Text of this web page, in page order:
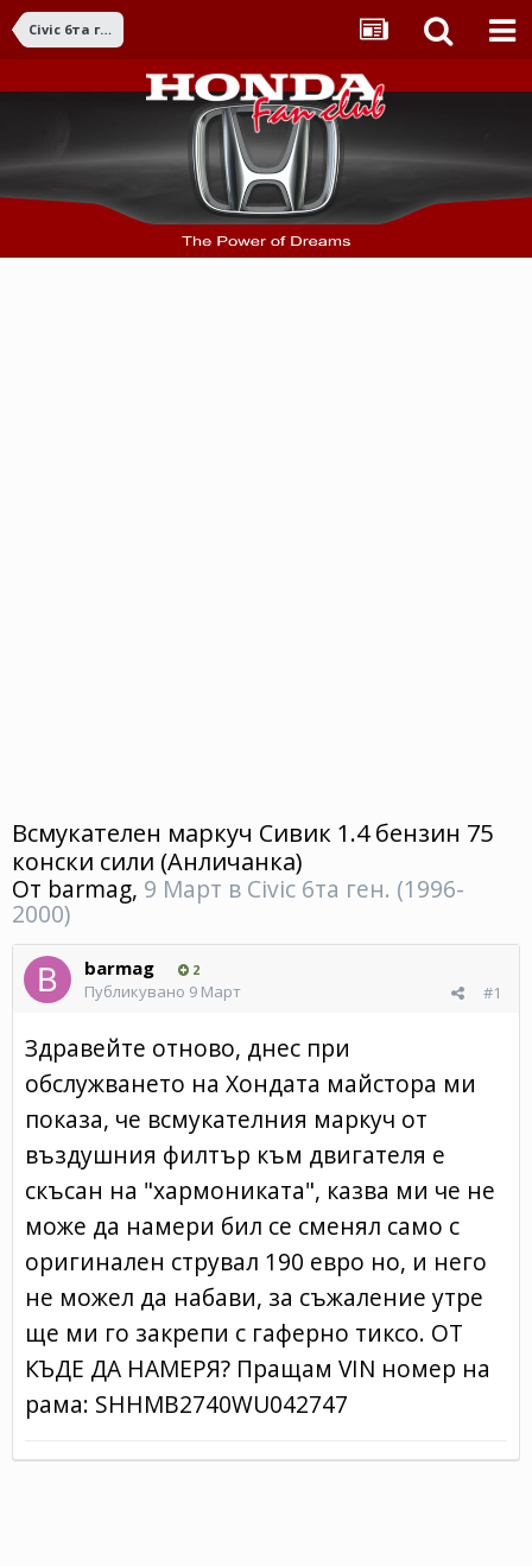
Civic 6та ген. (1996-2000)
Всмукателен маркуч Сивик 1.4 бензин 75
конски сили (Анличанка)
От barmag, 9 Март в Civic 6та ген. (1996-
2000)
barmag 2
#1
Публикувано 9 Март
Здравейте отново, днес при
обслужването на Хондата майстора ми
показа, че всмукателния маркуч от
въздушния филтър към двигателя е
скъсан на "хармониката", казва ми че не
може да намери бил се сменял само с
оригинален струвал 190 евро но, и него
не можел да набави, за съжаление утре
ще ми го закрепи с гаферно тиксо. ОТ
КЪДЕ ДА НАМЕРЯ? Пращам VIN номер на
рама: SHHMB2740WU042747